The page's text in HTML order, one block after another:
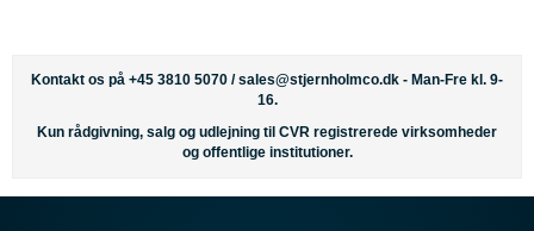
Kontakt os på +45 3810 5070 /sales@stjernholmco.dk - Man-Fre kl. 9-
16.
Kun rådgivning, salg og udlejning til CVR registrerede virksomheder
og offentlige institutioner.